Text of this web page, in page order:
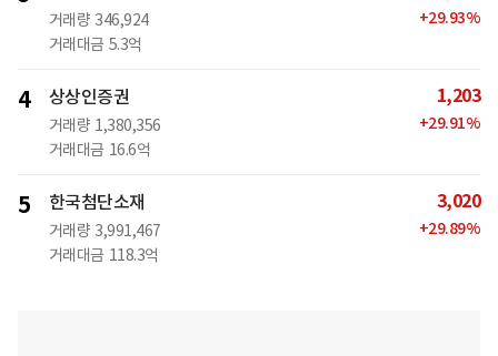
거래량 346,924
거래대금 5.3억
+29.93%
4 상상인증권
거래량 1,380,356
거래대금 16.6억
1,203
+29.91%
5 한국첨단소재
거래량 3,991,467
거래대금 118.3억
3,020
+29.89%